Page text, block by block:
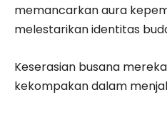
memancarkan aura
melestarikan identitas
Keserasian busana
kekompakan dalam